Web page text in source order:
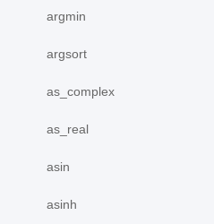
argmin
argsort
as_complex
as_real
asin
asinh